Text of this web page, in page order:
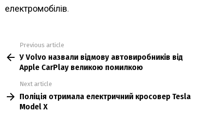
електромобілів.
more
Previous article
У Volvo назвали відмову автовиробників від
Apple CarPlay великою помилкою
Next article
Поліція отримала електричний кросовер Tesla
Model Х